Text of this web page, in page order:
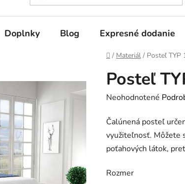
Doplnky Blog Expresné dodanie
Domov
/ Materiál / Posteľ TYP
Posteľ
Priemerné
produktu
je
0,0
5
Neohodnotené
Čalúnená posteľ
využiteľnosť. Môžete
poťahových látok,
Rozmer